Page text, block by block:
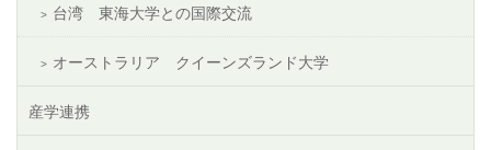
台湾 東海大学との国際交流
オーストラリア クイーンズランド大学
産学連携